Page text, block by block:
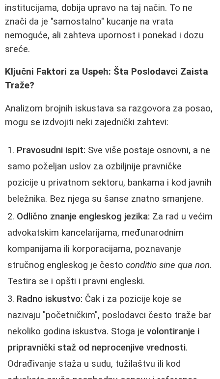
institucijama, dobija upravo na taj način. To ne
znači da je "samostalno" kucanje na vrata
nemoguće, ali zahteva upornost i ponekad i dozu
sreće.
Ključni Faktori za Uspeh: Šta Poslodavci Zaista
Traže?
Analizom brojnih iskustava sa razgovora za posao,
mogu se izdvojiti neki zajednički zahtevi:
Pravosudni ispit: Sve više postaje osnovni, a ne
samo poželjan uslov za ozbiljnije pravničke
pozicije u privatnom sektoru, bankama i kod javnih
beležnika. Bez njega su šanse znatno smanjene.
Odlično znanje engleskog jezika: Za rad u većim
advokatskim kancelarijama, međunarodnim
kompanijama ili korporacijama, poznavanje
stručnog engleskog je često conditio sine qua non.
Testira se i opšti i pravni engleski.
Radno iskustvo: Čak i za pozicije koje se
nazivaju "početničkim", poslodavci često traže bar
nekoliko godina iskustva. Stoga je volontiranje i
pripravnički staž od neprocenjive vrednosti.
Odrađivanje staža u sudu, tužilaštvu ili kod